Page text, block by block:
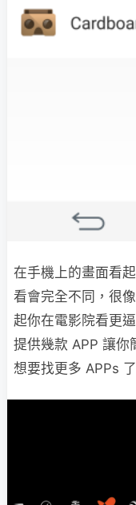
在手機上的畫面看
看會完全不同，很
起你在電影院看更
提供幾款 APP 讓你
想要找更多 APPs 了